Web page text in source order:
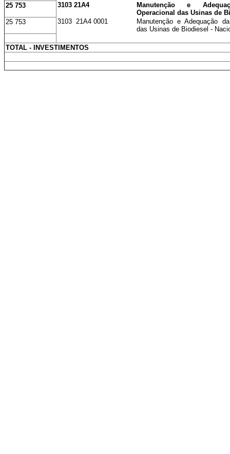
25 753
3103 21A4
Manutenção e
Operacional das Usinas de
25 753
3103 21A4 0001
Manutenção e Adequação
das Usinas de Biodiesel -
TOTAL - INVESTIMENTOS